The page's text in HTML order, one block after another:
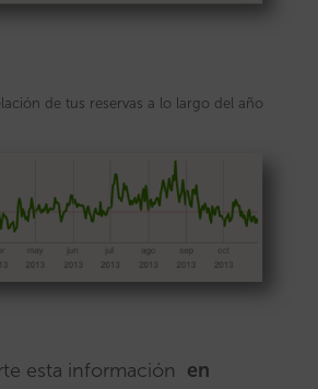
de tus reservas a lo largo del año
esta información en